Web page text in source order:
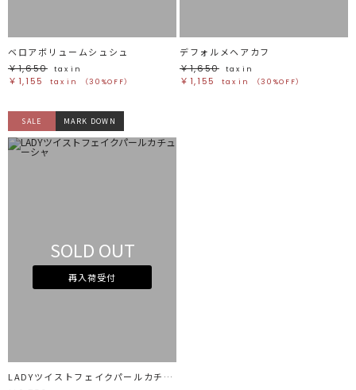
ベロアボリュームシュシュ
￥1,650
tax in
￥1,155 tax in （30%OFF）
デフォルメヘアカフ
￥1,650
tax in
￥1,155 tax in （30%OFF）
SALE MARK DOWN
SOLD OUT
再入荷受付
LADYツイストフェイクパールカチューシャ